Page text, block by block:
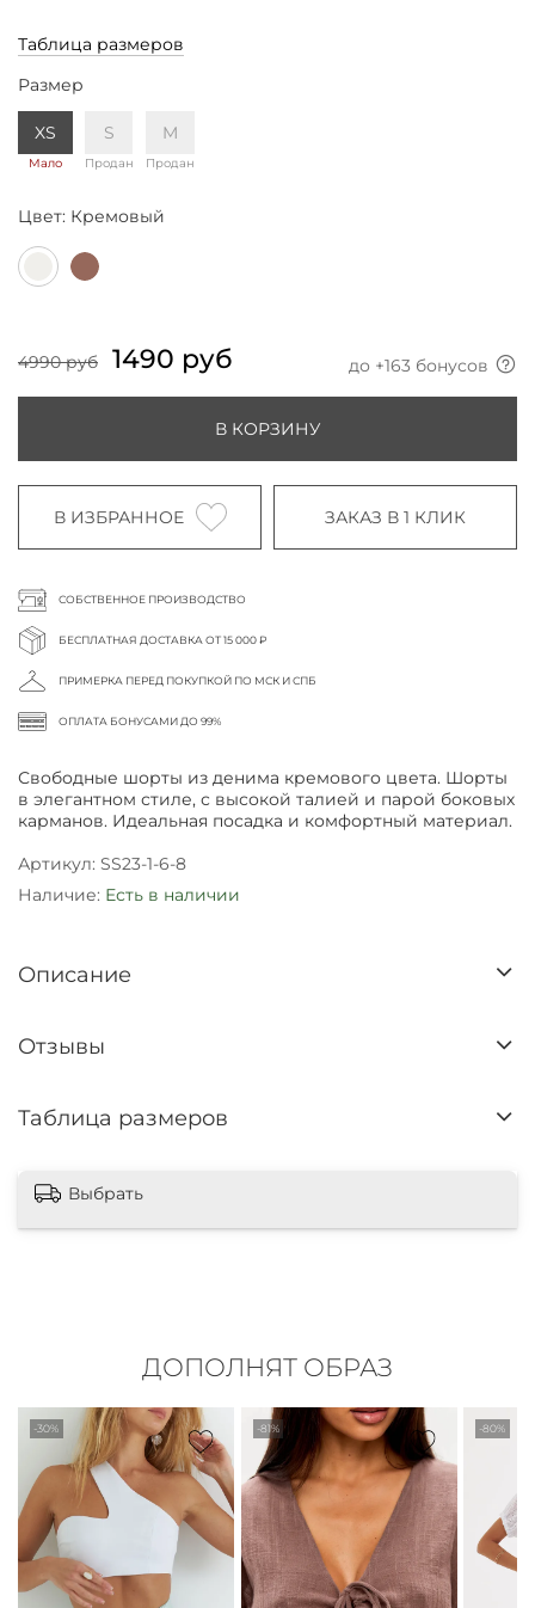
Таблица размеров
Размер
XS
Мало
S
Продан
M
Продан
Цвет: Кремовый
4990 руб 1490 руб до +163 бонусов
В КОРЗИНУ
В ИЗБРАННОЕ ЗАКАЗ В 1 КЛИК
СОБСТВЕННОЕ ПРОИЗВОДСТВО
БЕСПЛАТНАЯ ДОСТАВКА ОТ 15 000 ₽
ПРИМЕРКА ПЕРЕД ПОКУПКОЙ ПО МСК И СПБ
ОПЛАТА БОНУСАМИ ДО 99%
Свободные шорты из денима кремового цвета. Шорты
в элегантном стиле, с высокой талией и парой боковых
карманов. Идеальная посадка и комфортный материал.
Артикул: SS23-1-6-8
Наличие: Есть в наличии
Описание
Отзывы
Таблица размеров
Выбрать
ДОПОЛНЯТ ОБРАЗ
-30% -81% -80%